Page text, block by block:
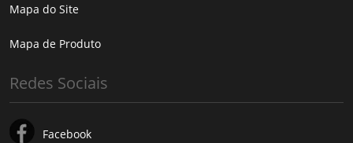
Mapa do Site
Mapa de Produto
Redes Sociais
Facebook